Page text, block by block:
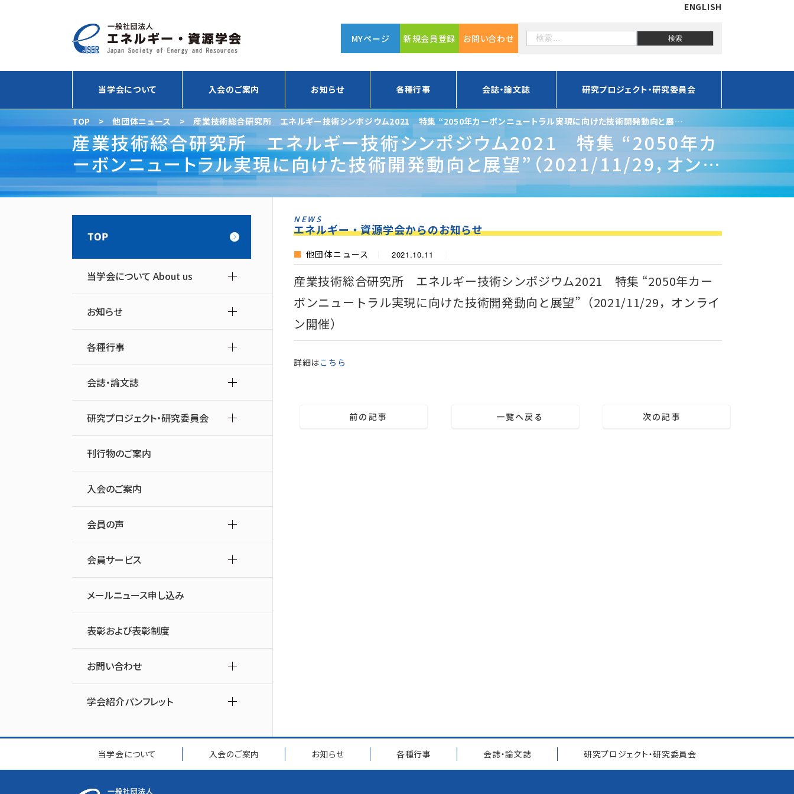
ENGLISH
MYページ 新規会員登録 お問い合わせ
当学会について 入会のご案内 お知らせ 各種行事 会誌・論文誌 研究プロジェクト・研究委員会
TOP > 他団体ニュース >
産業技術総合研究所 エネルギー技術シンポジウム2021 特集 “2050年カーボンニュートラル実現に向けた技術開発動向と展
望”（2021/11/29，オンライン開催）
産業技術総合研究所 エネルギー技術シンポジウム2021 特集 “2050年カ
ーボンニュートラル実現に向けた技術開発動向と展望”（2021/11/29，オンラ
イン開催）
当学会について About us
お知らせ
各種行事
会誌・論文誌
研究プロジェクト・研究委員会
刊行物のご案内
入会のご案内
会員の声
会員サービス
メールニュース申し込み
表彰および表彰制度
お問い合わせ
学会紹介パンフレット
NEWS
エネルギー・資源学会からのお知らせ
他団体ニュース 2021.10.11
産業技術総合研究所 エネルギー技術シンポジウム2021 特集 “2050年カー
ボンニュートラル実現に向けた技術開発動向と展望”（2021/11/29，オンライ
ン開催）
詳細はこちら
前の記事 一覧へ戻る 次の記事
当学会について 入会のご案内 お知らせ 各種行事 会誌・論文誌 研究プロジェクト・研究委員会